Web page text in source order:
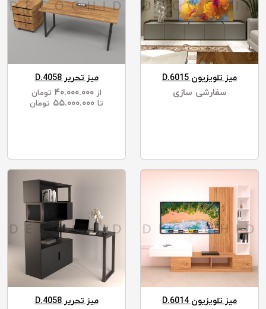
میز تلویزیون D.6015
سفارشی سازی
میز تحریر D.4058
از
تومان
تا
تومان
میز تلویزیون D.6014
میز تحریر D.4058